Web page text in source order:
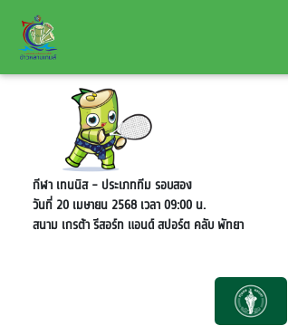
กีฬา เทนนิส - ประเภททีมรอบสอง
วันที่ 20 เมษายน 2568 เวลา 09:00 น.
สนาม เกรต้า รีสอร์ท แอนด์ สปอร์ต คลับ พัทยา